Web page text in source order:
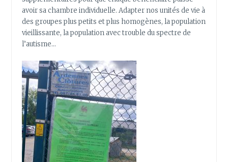
avoir sa chambre individuelle. Adapter nos unités de vie à
des groupes plus petits et plus homogènes, la population
vieillissante, la population avec trouble du spectre de
l’autisme…